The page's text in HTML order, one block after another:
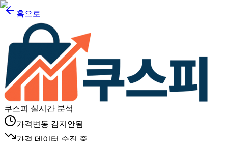
홈으로
쿠스피 실시간 분석
가격변동 감지안됨
가격 데이터 수집 중...